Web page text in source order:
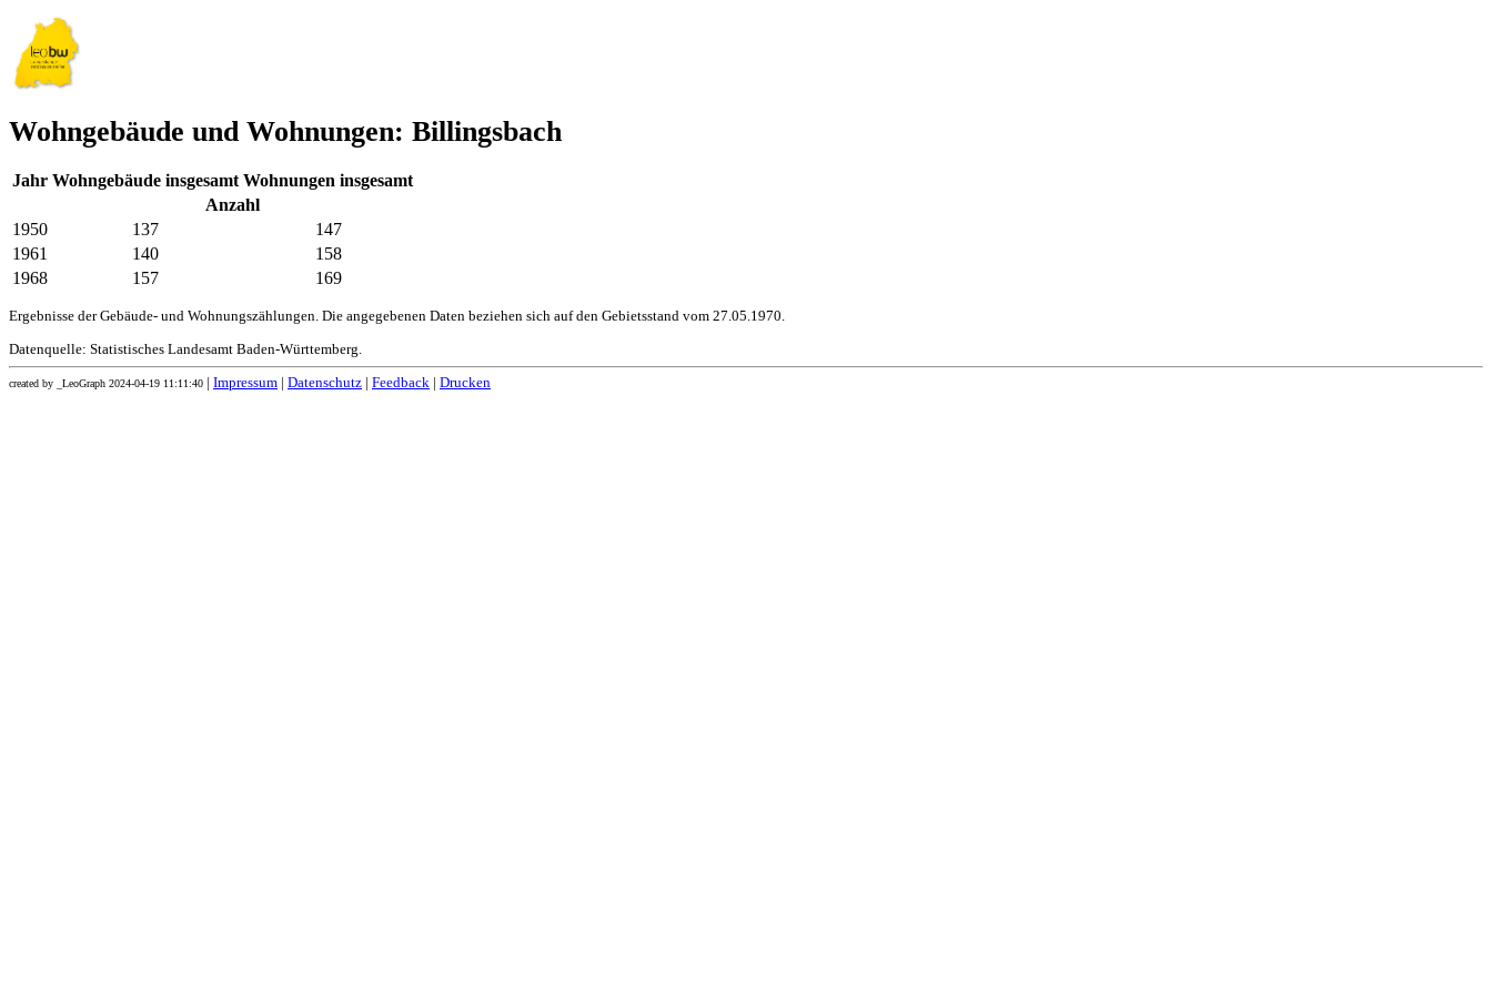
Wohngebäude und Wohnungen: Billingsbach
Jahr Wohngebäude insgesamt Wohnungen insgesamt
Anzahl
1950
137
147
1961
140
158
1968
157 169
Ergebnisse der Gebäude- und Wohnungszählungen. Die angegebenen Daten beziehen sich auf den Gebietsstand vom 27.05.1970.
Datenquelle: Statistisches Landesamt Baden-Württemberg.
created by _LeoGraph 2024-04-19 11:11:40 Impressum Datenschutz Feedback Drucken